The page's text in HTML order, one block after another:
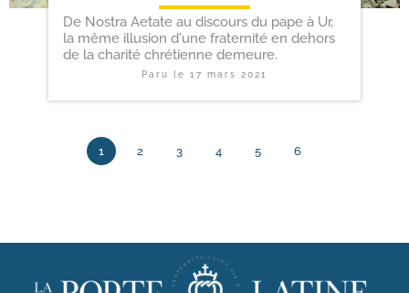
De Nostra Aetate au discours du pape à Ur,
la même illusion d'une fraternité en dehors
de la charité chrétienne demeure.
Paru le 17 mars 2021
1 2 3 4 5 6